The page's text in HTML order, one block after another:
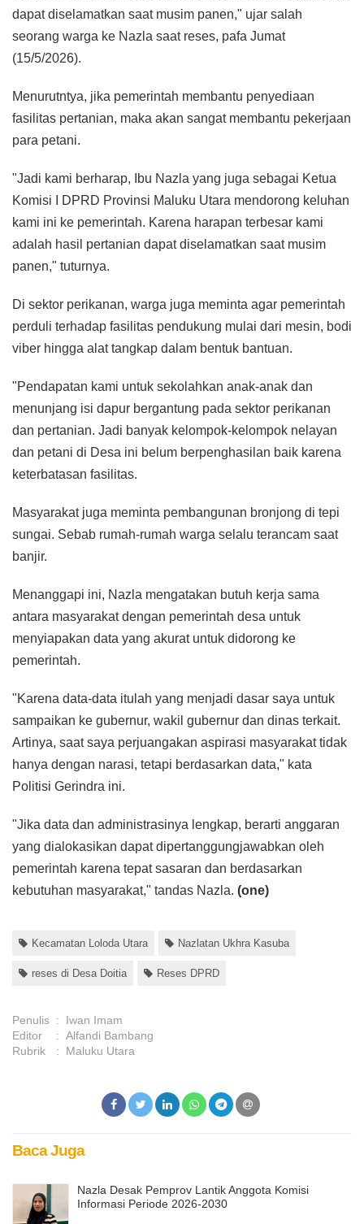
dapat diselamatkan saat musim panen," ujar salah
seorang warga ke Nazla saat reses, pafa Jumat
(15/5/2026).
Menurutntya, jika pemerintah membantu penyediaan
fasilitas pertanian, maka akan sangat membantu pekerjaan
para petani.
"Jadi kami berharap, Ibu Nazla yang juga sebagai Ketua
Komisi I DPRD Provinsi Maluku Utara mendorong keluhan
kami ini ke pemerintah. Karena harapan terbesar kami
adalah hasil pertanian dapat diselamatkan saat musim
panen," tuturnya.
Di sektor perikanan, warga juga meminta agar pemerintah
perduli terhadap fasilitas pendukung mulai dari mesin, bodi
viber hingga alat tangkap dalam bentuk bantuan.
"Pendapatan kami untuk sekolahkan anak-anak dan
menunjang isi dapur bergantung pada sektor perikanan
dan pertanian. Jadi banyak kelompok-kelompok nelayan
dan petani di Desa ini belum berpenghasilan baik karena
keterbatasan fasilitas.
Masyarakat juga meminta pembangunan bronjong di tepi
sungai. Sebab rumah-rumah warga selalu terancam saat
banjir.
Menanggapi ini, Nazla mengatakan butuh kerja sama
antara masyarakat dengan pemerintah desa untuk
menyiapakan data yang akurat untuk didorong ke
pemerintah.
"Karena data-data itulah yang menjadi dasar saya untuk
sampaikan ke gubernur, wakil gubernur dan dinas terkait.
Artinya, saat saya perjuangakan aspirasi masyarakat tidak
hanya dengan narasi, tetapi berdasarkan data," kata
Politisi Gerindra ini.
"Jika data dan administrasinya lengkap, berarti anggaran
yang dialokasikan dapat dipertanggungjawabkan oleh
pemerintah karena tepat sasaran dan berdasarkan
kebutuhan masyarakat," tandas Nazla. (one)
Kecamatan Loloda Utara Nazlatan Ukhra Kasuba
reses di Desa Doitia Reses DPRD
Penulis :
Iwan Imam
Editor
: Alfandi Bambang
Rubrik
: Maluku Utara
Baca Juga
Nazla Desak Pemprov Lantik Anggota Komisi
Informasi Periode 2026-2030